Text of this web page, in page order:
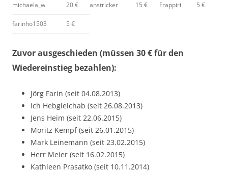
michaela_w 20 € anstricker 15 € Frappiri 5 €
farinho1503 5 €
Zuvor ausgeschieden (müssen 30 € für den
Wiedereinstieg bezahlen):
Jörg Farin (seit 04.08.2013)
Ich Hebgleichab (seit 26.08.2013)
Jens Heim (seit 22.06.2015)
Moritz Kempf (seit 26.01.2015)
Mark Leinemann (seit 23.02.2015)
Herr Meier (seit 16.02.2015)
Kathleen Prasatko (seit 10.11.2014)